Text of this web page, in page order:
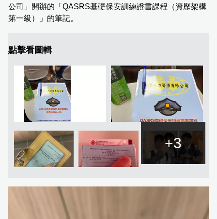
公司」開辦的「QASRS基礎保安訓練證書課程（資歷架構
第一級）」的筆記。
點擊看圖輯
+3